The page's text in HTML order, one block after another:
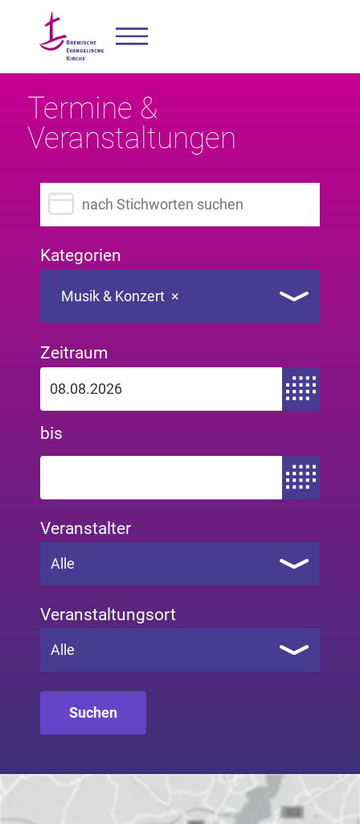
Termine &
Veranstaltungen
Suchbegriff eingeben
Kategorien
×
Musik & Konzert
Zeitraum
Zeitraum von
bis
Zeitraum bis
Veranstalter
Alle
Veranstaltungsort
Alle